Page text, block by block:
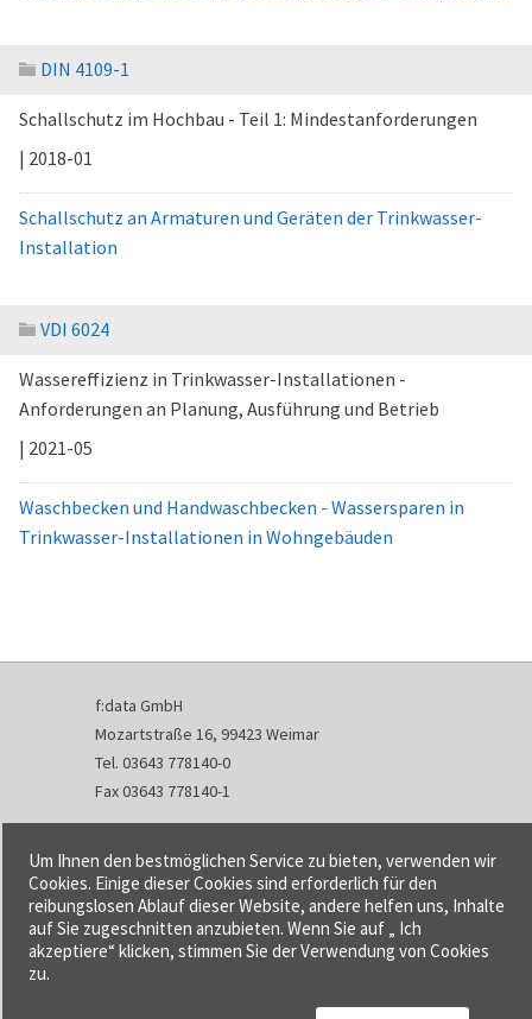
DIN 4109-1
Schallschutz im Hochbau - Teil 1: Mindestanforderungen
| 2018-01
Schallschutz an Armaturen und Geräten der Trinkwasser-
Installation
VDI 6024
Wassereffizienz in Trinkwasser-Installationen -
Anforderungen an Planung, Ausführung und Betrieb
| 2021-05
Waschbecken und Handwaschbecken - Wassersparen in
Trinkwasser-Installationen in Wohngebäuden
f:data GmbH
Mozartstraße 16, 99423 Weimar
Tel. 03643 778140-0
Fax 03643 778140-1
info@fdata.de
Kontakt
Impressum
Datenschutzerklärung
Urheberrecht und Haftung
Um Ihnen den bestmöglichen Service zu bieten, verwenden wir
Cookies. Einige dieser Cookies sind erforderlich für den
reibungslosen Ablauf dieser Website, andere helfen uns, Inhalte
auf Sie zugeschnitten anzubieten. Wenn Sie auf „ Ich
akzeptiere“ klicken, stimmen Sie der Verwendung von Cookies
zu.